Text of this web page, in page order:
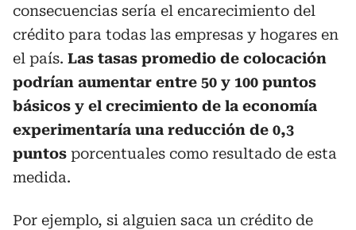
consecuencias sería el encarecimiento del
crédito para todas las empresas y hogares en
el país. Las tasas promedio de colocación
podrían aumentar entre 50 y 100 puntos
básicos y el crecimiento de la economía
experimentaría una reducción de 0,3
puntos porcentuales como resultado de esta
medida.
Por ejemplo, si alguien saca un crédito de